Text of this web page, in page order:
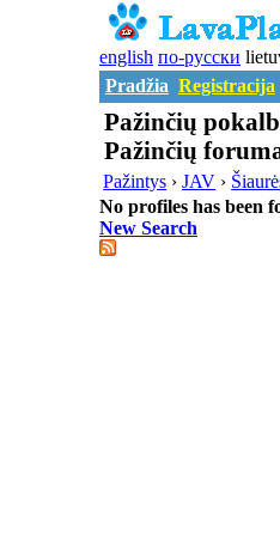
english по-русски
Pradžia Registracija
Pažinčių
Pažinčių
Pažintys ›JAV ›
No profiles has been
New Search